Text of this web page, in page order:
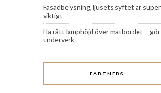
Fasadbelysning, ljusets syftet är super
viktigt
Ha rätt lamphöjd över matbordet – gör
underverk
PARTNERS